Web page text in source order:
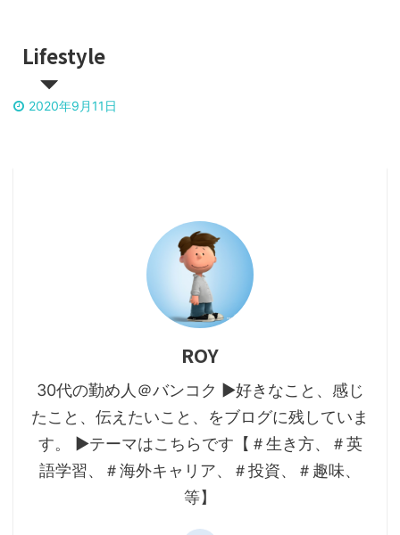
Lifestyle
2020年9月11日
ROY
30代の勤め人＠バンコク ▶好きなこと、感じ
たこと、伝えたいこと、をブログに残していま
す。 ▶テーマはこちらです【＃生き方、＃英
語学習、＃海外キャリア、＃投資、＃趣味、
等】